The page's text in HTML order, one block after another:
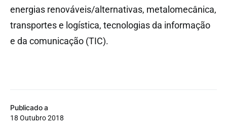
Publicado a
18 Outubro 2018
energias renováveis/alternativas, metalomecânica,
transportes e logística, tecnologias da informação
e da comunicação (TIC).